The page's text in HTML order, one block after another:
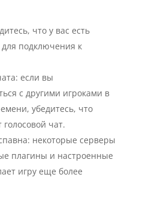
что у вас есть
подключения к
если вы
с другими игроками в
убедитесь, что
чат.
некоторые серверы
плагины и настроенные
игру еще более